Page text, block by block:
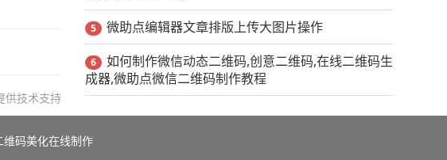
供技术支持
5 微助点编辑器文章排版上传大图片操作
6
如何制作微信动态二维码,创意二维码,在线二维码生
成器,微助点微信二维码制作教程
维码美化在线制作